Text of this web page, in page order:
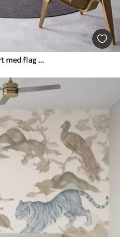
Et brunt politisk verdenskort med flag på engelsk